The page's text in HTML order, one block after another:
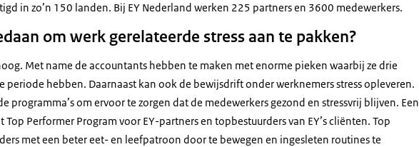
in zo’n 150 landen. Bij EY Nederland werken 225 partners en 3600 medewerkers.
om werk gerelateerde stress aan te pakken?
Met name de accountants hebben te maken met enorme pieken waarbij ze drie
periode hebben. Daarnaast kan ook de bewijsdrift onder werknemers stress opleveren.
programma’s om ervoor te zorgen dat de medewerkers gezond en stressvrij blijven. Een
Top Performer Program voor EY-partners en topbestuurders van EY’s cliënten. Top
met een beter eet- en leefpatroon door te bewegen en ingesleten routines te